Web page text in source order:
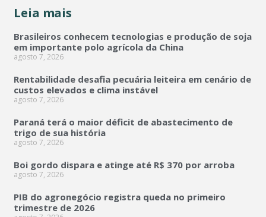
Leia mais
Brasileiros conhecem tecnologias e produção de soja
em importante polo agrícola da China
agosto 7, 2026
Rentabilidade desafia pecuária leiteira em cenário de
custos elevados e clima instável
agosto 7, 2026
Paraná terá o maior déficit de abastecimento de
trigo de sua história
agosto 7, 2026
Boi gordo dispara e atinge até R$ 370 por arroba
agosto 7, 2026
PIB do agronegócio registra queda no primeiro
trimestre de 2026